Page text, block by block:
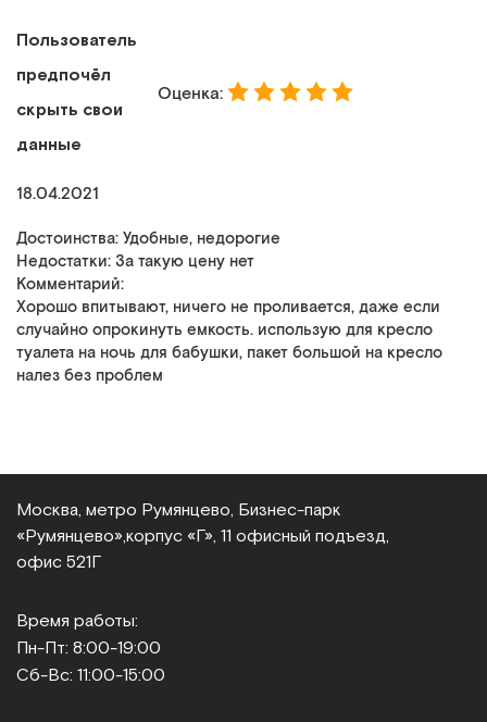
Пользователь
предпочёл
скрыть свои
данные
Оценка:
18.04.2021
Достоинства: Удобные, недорогие
Недостатки: За такую цену нет
Комментарий:
Хорошо впитывают, ничего не проливается, даже если
случайно опрокинуть емкость. использую для кресло
туалета на ночь для бабушки, пакет большой на кресло
налез без проблем
Москва, метро Румянцево, Бизнес‑парк
«Румянцево», корпус «Г», 11 офисный подъезд,
офис 521Г
Время работы:
Пн-Пт: 8:00-19:00
Сб-Вс: 11:00-15:00